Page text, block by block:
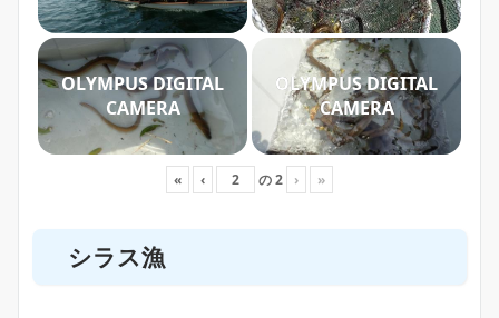
OLYMPUS DIGITAL
CAMERA
OLYMPUS DIGITAL
CAMERA
« ‹ の2 › »
シラス漁